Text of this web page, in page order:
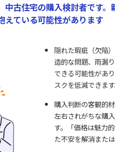
古住宅の購入検討者です
えている可能性があります
隠れた瑕疵（欠陥
造的な問題、雨漏
できる可能性があ
スクを低減できます
購入判断の客観的
左右されがちな購
す。「価格は魅力
た不安を解消また